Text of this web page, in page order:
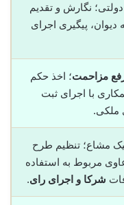
نگارش و تقدیم
پیگیری اجرای
مزاحمت؛ اخذ حکم
با اجرای ثبت
ملکی.
مشاع؛ تنظیم طرح
مربوط به استفاده
شرکا و اجرای رای.